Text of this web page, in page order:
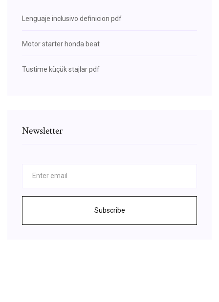
Lenguaje inclusivo definicion pdf
Motor starter honda beat
Tustime küçük stajlar pdf
Newsletter
Subscribe